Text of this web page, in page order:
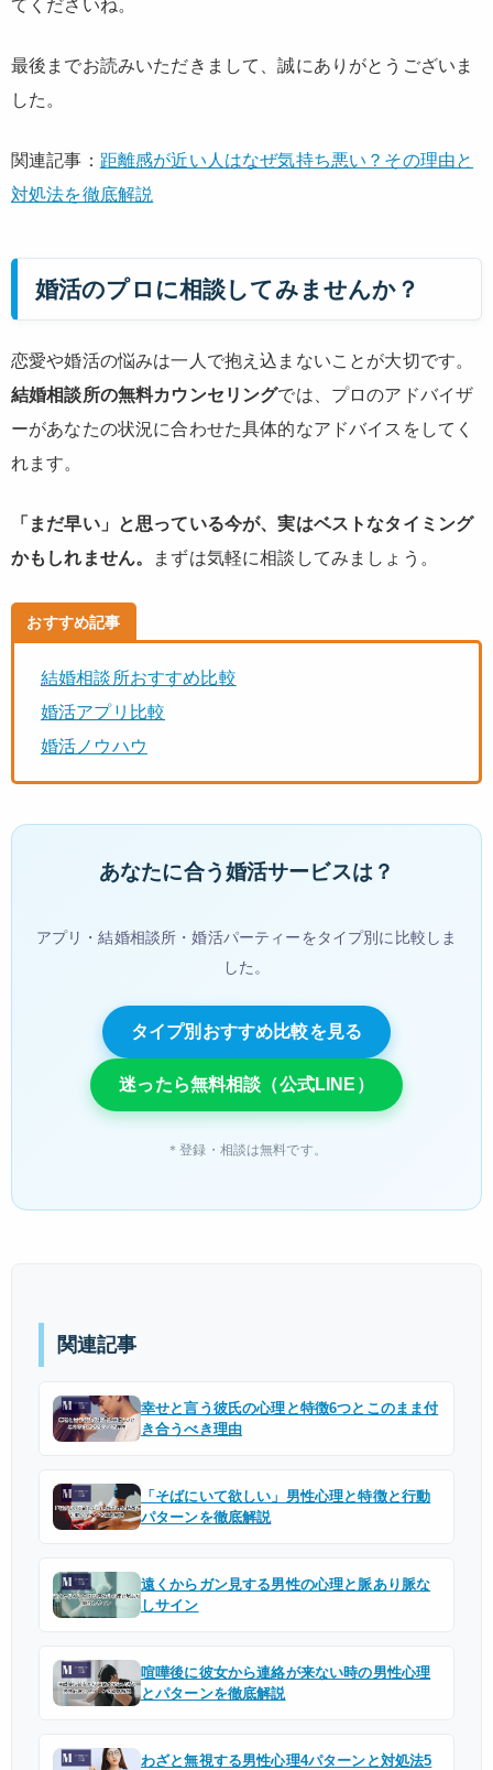
てくださいね。
最後までお読みいただきまして、誠にありがとうございま
した。
関連記事： 距離感が近い人はなぜ気持ち悪い？その理由と
対処法を徹底解説
婚活のプロに相談してみませんか？
恋愛や婚活の悩みは一人で抱え込まないことが大切です。
結婚相談所の無料カウンセリングでは、プロのアドバイザ
ーがあなたの状況に合わせた具体的なアドバイスをしてく
れます。
「まだ早い」と思っている今が、実はベストなタイミング
かもしれません。
まずは気軽に相談してみましょう。
おすすめ記事
結婚相談所おすすめ比較
婚活アプリ比較
婚活ノウハウ
あなたに合う婚活サービスは？
アプリ・結婚相談所・婚活パーティーをタイプ別に比較しま
した。
タイプ別おすすめ比較を見る
迷ったら無料相談（公式LINE）
＊登録・相談は無料です。
関連記事
幸せと言う彼氏の心理と特徴6つとこのまま付
き合うべき理由
「そばにいて欲しい」男性心理と特徴と行動
パターンを徹底解説
遠くからガン見する男性の心理と脈あり脈な
しサイン
喧嘩後に彼女から連絡が来ない時の男性心理
とパターンを徹底解説
わざと無視する男性心理4パターンと対処法5